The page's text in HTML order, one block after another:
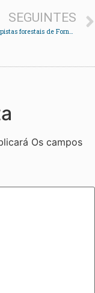
SEGUINTES
Melloras nas pistas forestais de Fornelos para previr incendios
Os campos